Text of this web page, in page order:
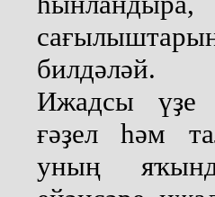
билдәләй.
Ижадсы үҙе
ғәҙел һәм
уның